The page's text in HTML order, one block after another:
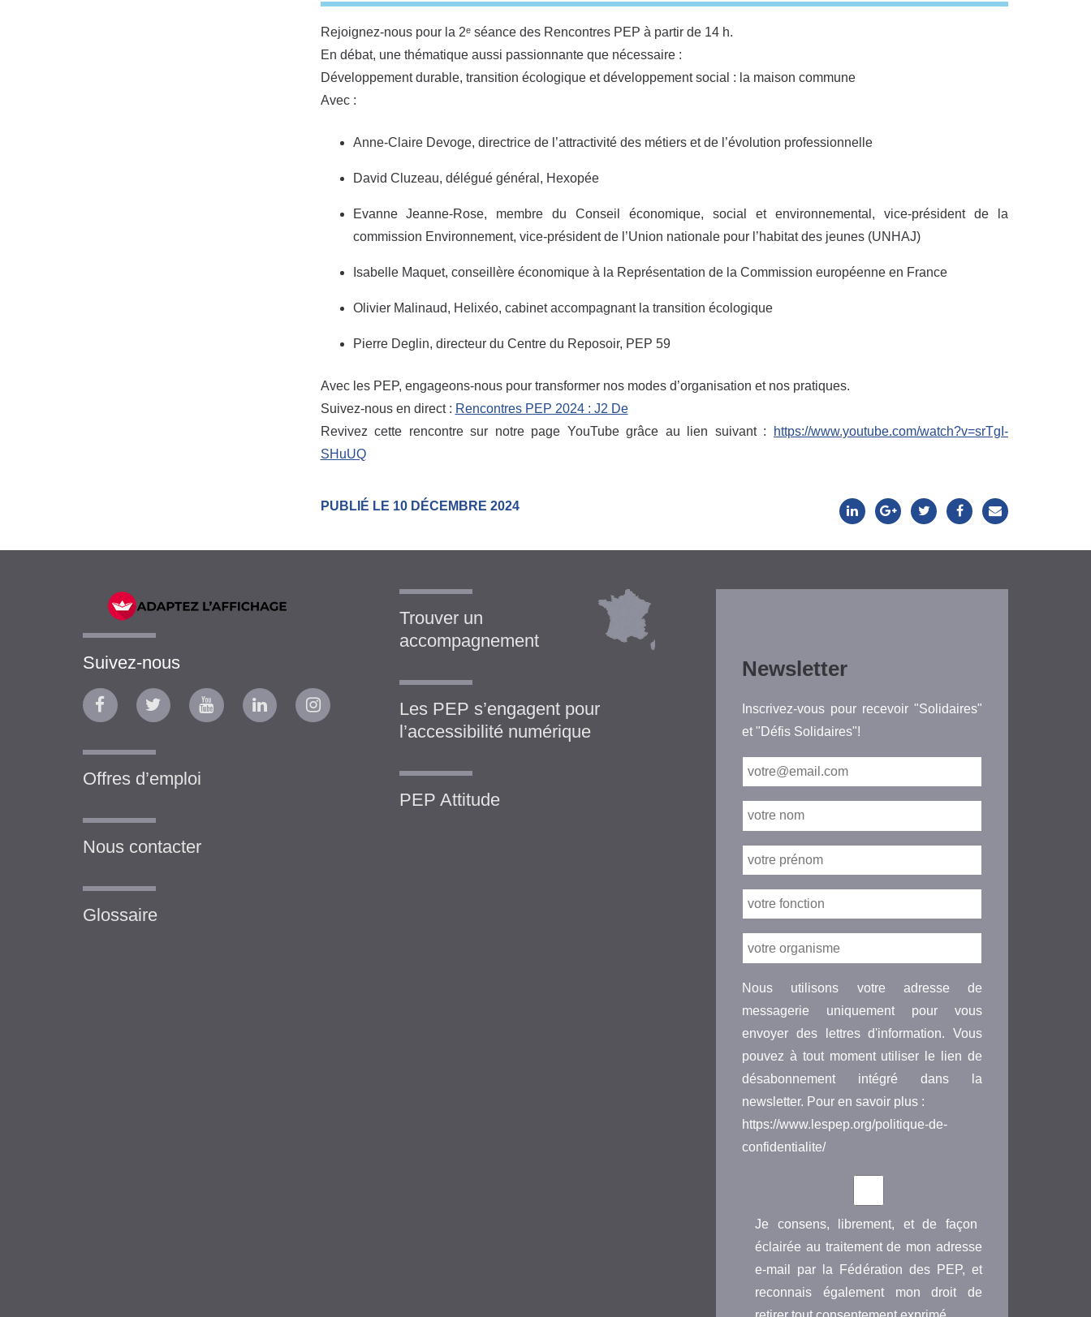
Rejoignez-nous pour la 2ᵉ séance des Rencontres PEP à partir de 14 h.
En débat, une thématique aussi passionnante que nécessaire :
Développement durable, transition écologique et développement social : la maison commune
Avec :
Anne-Claire Devoge, directrice de l’attractivité des métiers et de l’évolution professionnelle
David Cluzeau, délégué général, Hexopée
Evanne Jeanne-Rose, membre du Conseil économique, social et environnemental, vice-président de la
commission Environnement, vice-président de l’Union nationale pour l’habitat des jeunes (UNHAJ)
Isabelle Maquet, conseillère économique à la Représentation de la Commission européenne en France
Olivier Malinaud, Helixéo, cabinet accompagnant la transition écologique
Pierre Deglin, directeur du Centre du Reposoir, PEP 59
Avec les PEP, engageons-nous pour transformer nos modes d’organisation et nos pratiques.
Suivez-nous en direct : Rencontres PEP 2024 : J2 De
Revivez cette rencontre sur notre page YouTube grâce au lien suivant :
https://www.youtube.com/watch?v=srTgI-
SHuUQ
PUBLIÉ LE 10 DÉCEMBRE 2024
Suivez-nous
Offres d’emploi
Nous contacter
Glossaire
Trouver un
accompagnement
Les PEP s’engagent pour
l’accessibilité numérique
PEP Attitude
Newsletter
Inscrivez-vous pour recevoir "Solidaires"
et "Défis Solidaires"!
Nous utilisons votre adresse de
messagerie uniquement pour vous
envoyer des lettres d'information. Vous
pouvez à tout moment utiliser le lien de
désabonnement intégré dans la
newsletter. Pour en savoir plus :
https://www.lespep.org/politique-de-
confidentialite/
Je consens, librement, et de façon
éclairée au traitement de mon adresse
e-mail par la Fédération des PEP, et
reconnais également mon droit de